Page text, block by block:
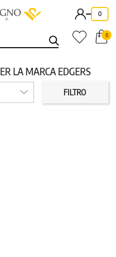
- 0
0
LA MARCA EDGERS
FILTRO